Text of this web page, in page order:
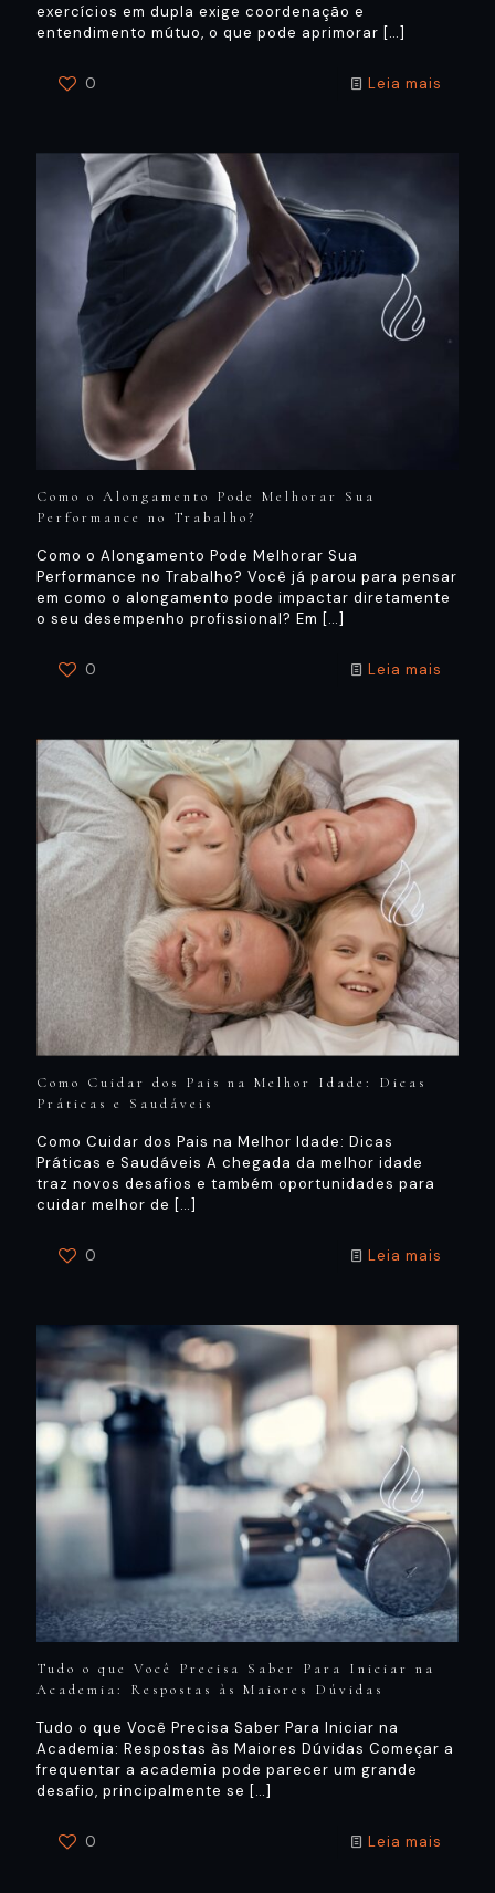
exercícios em dupla exige coordenação e
entendimento mútuo, o que pode aprimorar […]
0 Leia mais
Como o Alongamento Pode Melhorar Sua
Performance no Trabalho?
Como o Alongamento Pode Melhorar Sua
Performance no Trabalho? Você já parou para pensar
em como o alongamento pode impactar diretamente
o seu desempenho profissional? Em […]
0 Leia mais
Como Cuidar dos Pais na Melhor Idade: Dicas
Práticas e Saudáveis
Como Cuidar dos Pais na Melhor Idade: Dicas
Práticas e Saudáveis A chegada da melhor idade
traz novos desafios e também oportunidades para
cuidar melhor de […]
0 Leia mais
Tudo o que Você Precisa Saber Para Iniciar na
Academia: Respostas às Maiores Dúvidas
Tudo o que Você Precisa Saber Para Iniciar na
Academia: Respostas às Maiores Dúvidas Começar a
frequentar a academia pode parecer um grande
desafio, principalmente se […]
0 Leia mais